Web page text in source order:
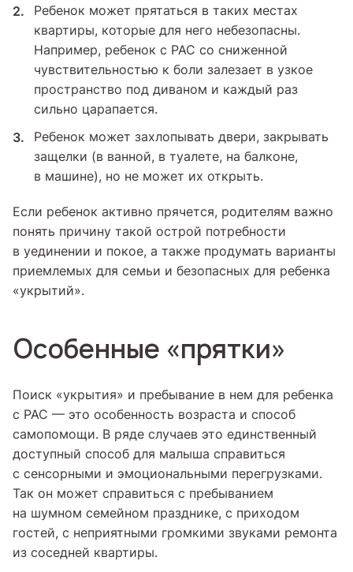
Ребенок может прятаться в таких местах
квартиры, которые для него небезопасны.
Например, ребенок с РАС со сниженной
чувствительностью к боли залезает в узкое
пространство под диваном и каждый раз
сильно царапается.
Ребенок может захлопывать двери, закрывать
защелки (в ванной, в туалете, на балконе,
в машине), но не может их открыть.
Если ребенок активно прячется, родителям важно
понять причину такой острой потребности
в уединении и покое, а также продумать варианты
приемлемых для семьи и безопасных для ребенка
«укрытий».
Особенные «прятки»
Поиск «укрытия» и пребывание в нем для ребенка
с РАС — это особенность возраста и способ
самопомощи. В ряде случаев это единственный
доступный способ для малыша справиться
с сенсорными и эмоциональными перегрузками.
Так он может справиться с пребыванием
на шумном семейном празднике, с приходом
гостей, с неприятными громкими звуками ремонта
из соседней квартиры.